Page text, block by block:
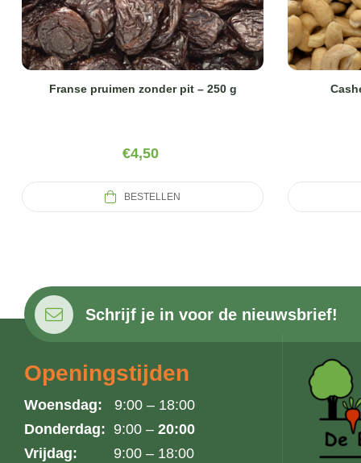
Franse pruimen zonder pit – 250 g
€4,50
BESTELLEN
Schrijf je in voor de nieuwsbrief!
Openingstijden
Woensdag: 9:00 – 18:00
Donderdag: 9:00 – 20:00
Vrijdag: 9:00 – 18:00